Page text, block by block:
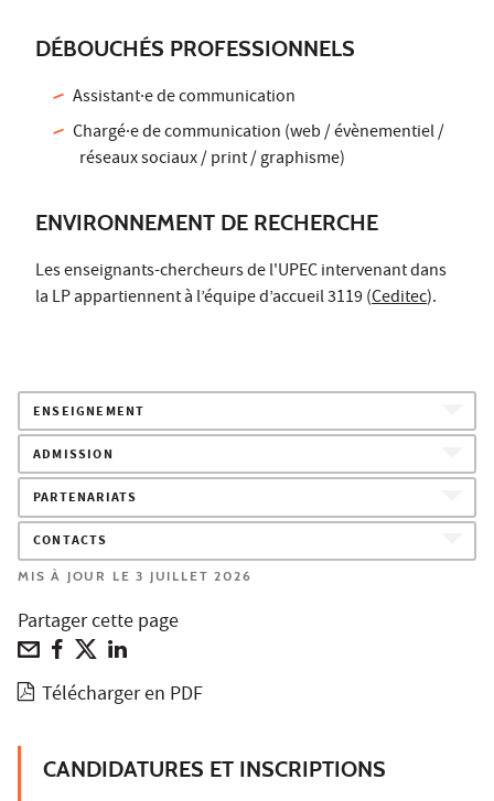
DÉBOUCHÉS PROFESSIONNELS
Assistant·e de communication
Chargé·e de communication (web / évènementiel /
réseaux sociaux / print / graphisme)
ENVIRONNEMENT DE RECHERCHE
Les enseignants-chercheurs de l'UPEC intervenant dans
la LP appartiennent à l’équipe d’accueil 3119 (Ceditec).
ENSEIGNEMENT
ADMISSION
PARTENARIATS
CONTACTS
MIS À JOUR LE 3 JUILLET 2026
Partager cette page
Télécharger en PDF
CANDIDATURES ET INSCRIPTIONS